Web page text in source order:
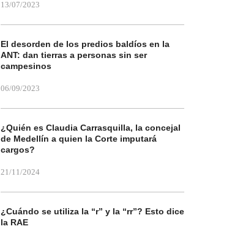
13/07/2023
El desorden de los predios baldíos en la
ANT: dan tierras a personas sin ser
campesinos
06/09/2023
¿Quién es Claudia Carrasquilla, la concejal
de Medellín a quien la Corte imputará
cargos?
21/11/2024
¿Cuándo se utiliza la “r” y la “rr”? Esto dice
la RAE